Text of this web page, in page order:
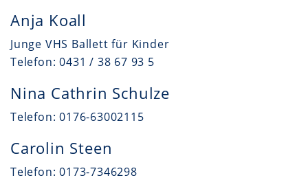
Anja Koall
Junge VHS Ballett für Kinder
Telefon: 0431 / 38 67 93 5
Nina Cathrin Schulze
Telefon: 0176-63002115
Carolin Steen
Telefon: 0173-7346298